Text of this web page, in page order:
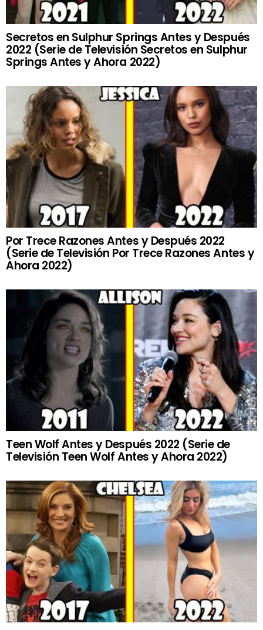
Secretos en Sulphur Springs Antes y Después
2022 (Serie de Televisión Secretos en Sulphur
Springs Antes y Ahora 2022)
Por Trece Razones Antes y Después 2022
(Serie de Televisión Por Trece Razones Antes y
Ahora 2022)
Teen Wolf Antes y Después 2022 (Serie de
Televisión Teen Wolf Antes y Ahora 2022)